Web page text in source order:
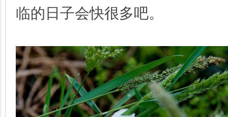
临的日子会快很多吧。